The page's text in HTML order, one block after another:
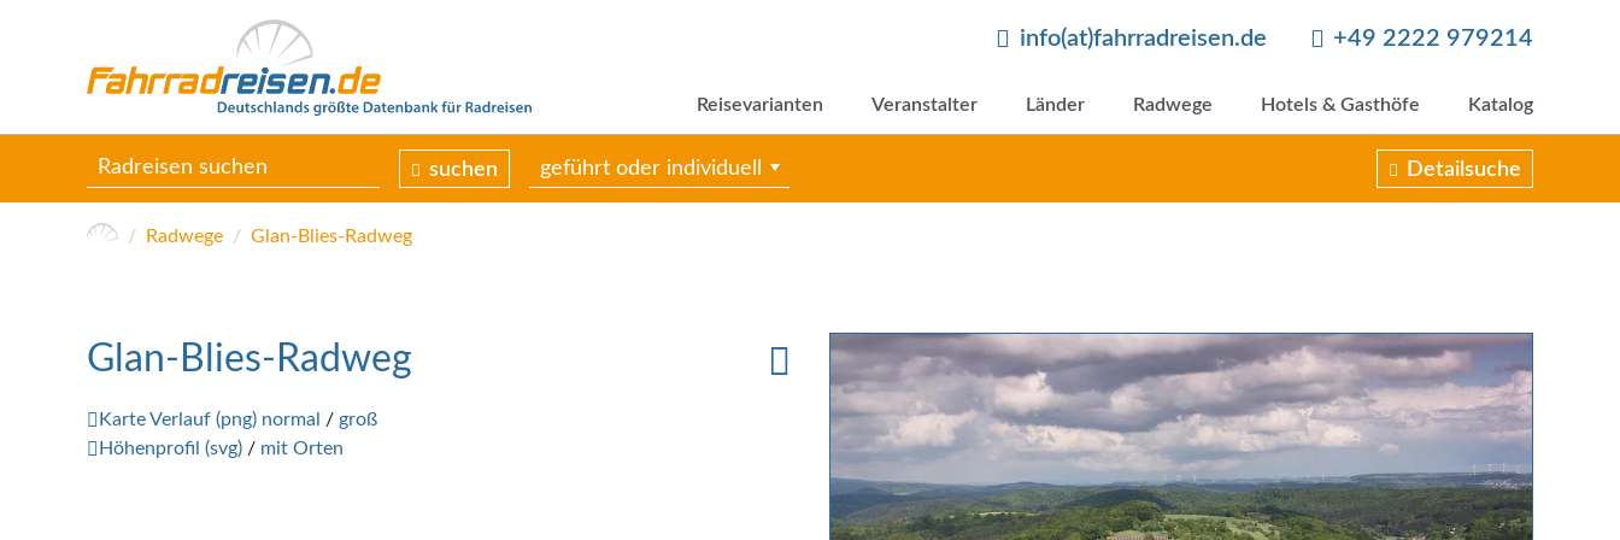
info(at)fahrradreisen.de +49 2222 979214
Reisevarianten Veranstalter Länder Radwege Hotels & Gasthöfe Katalog
suchen geführt oder individuell Detailsuche
Radwege Glan-Blies-Radweg
Glan-Blies-Radweg
Karte Verlauf (png) normal / groß
Höhenprofil (svg) / mit Orten